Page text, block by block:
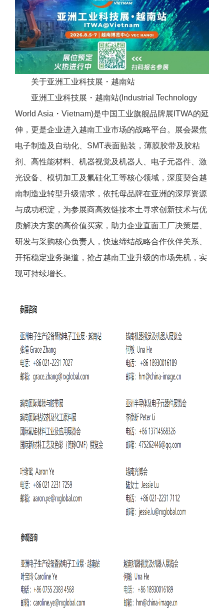
关于亚洲工业科技展・越南站
亚洲工业科技展・越南站(Industrial Technology
World Asia・Vietnam)是中国工业旗舰品牌展ITWA的延
伸，更是企业进入越南工业市场的战略平台。展会聚焦
电子制造及自动化、SMT表面贴装，薄膜胶带及胶粘
剂、高性能材料、机器视觉及机器人、电子元器件、激
光设备、模切加工及氟硅化工等核心领域，深度契合越
南制造业转型升级需求，依托母品牌在亚洲的深厚资源
与成功积淀，为参展商高效链接本土寻求创新技术与优
质解决方案的高价值买家，助力企业直面工厂决策层、
研发与采购核心负责人，快速缔结战略合作伙伴关系、
开拓稳定业务渠道，抢占越南工业升级的市场先机，实
现可持续增长。